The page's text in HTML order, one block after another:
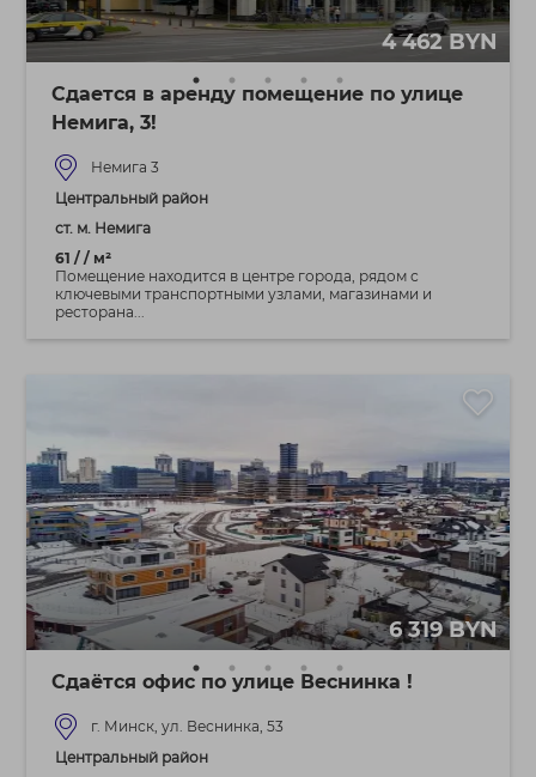
4 462 BYN
Сдается в аренду помещение по улице
Немига, 3!
Немига 3
Центральный район
ст. м. Немига
61 / / м²
Помещение находится в центре города, рядом с
ключевыми транспортными узлами, магазинами и
ресторана...
6 319 BYN
Сдаётся офис по улице Веснинка !
г. Минск, ул. Веснинка, 53
Центральный район